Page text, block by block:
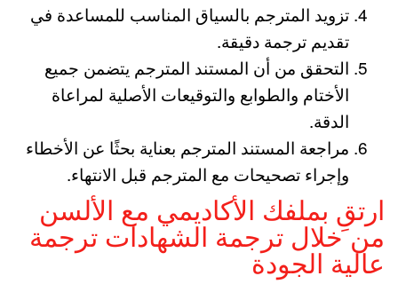
تزويد المترجم بالسياق المناسب للمساعدة في
تقديم ترجمة دقيقة.
التحقق من أن المستند المترجم يتضمن جميع
الأختام والطوابع والتوقيعات الأصلية لمراعاة
الدقة.
مراجعة المستند المترجم بعناية بحثًا عن الأخطاء
وإجراء تصحيحات مع المترجم قبل الانتهاء.
ارتقِ بملفك الأكاديمي مع الألسن
من خلال ترجمة الشهادات ترجمة
عالية الجودة